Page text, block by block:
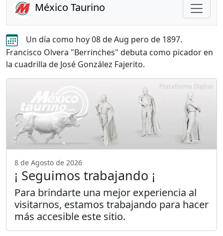
México Taurino
Un día como hoy 08 de Aug pero de 1897.
Francisco Olvera "Berrinches" debuta como picador en
la cuadrilla de José González Fajerito.
8 de Agosto de 2026
¡ Seguimos trabajando ¡
Para brindarte una mejor experiencia al
visitarnos, estamos trabajando para hacer
más accesible este sitio.